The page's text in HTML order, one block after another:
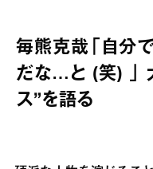
毎熊克哉「自分
だな…と (笑) 」
ス”を語る